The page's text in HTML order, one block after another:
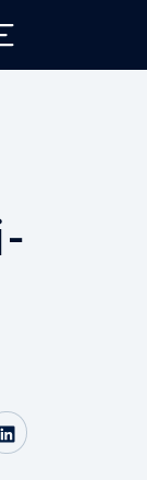
på Twitter
Del på